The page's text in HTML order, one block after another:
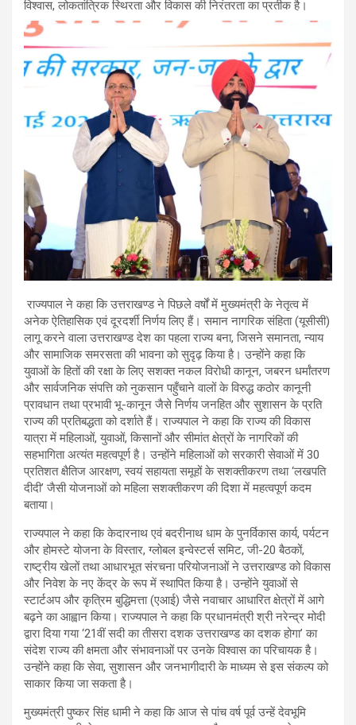
विश्वास, लोकतांत्रिक स्थिरता और विकास की निरंतरता का प्रतीक है।
राज्यपाल ने कहा कि उत्तराखण्ड ने पिछले वर्षों में मुख्यमंत्री के नेतृत्व में
अनेक ऐतिहासिक एवं दूरदर्शी निर्णय लिए हैं। समान नागरिक संहिता (यूसीसी)
लागू करने वाला उत्तराखण्ड देश का पहला राज्य बना, जिसने समानता, न्याय
और सामाजिक समरसता की भावना को सुदृढ़ किया है। उन्होंने कहा कि
युवाओं के हितों की रक्षा के लिए सशक्त नकल विरोधी कानून, जबरन धर्मांतरण
और सार्वजनिक संपत्ति को नुकसान पहुँचाने वालों के विरुद्ध कठोर कानूनी
प्रावधान तथा प्रभावी भू-कानून जैसे निर्णय जनहित और सुशासन के प्रति
राज्य की प्रतिबद्धता को दर्शाते हैं। राज्यपाल ने कहा कि राज्य की विकास
यात्रा में महिलाओं, युवाओं, किसानों और सीमांत क्षेत्रों के नागरिकों की
सहभागिता अत्यंत महत्वपूर्ण है। उन्होंने महिलाओं को सरकारी सेवाओं में 30
प्रतिशत क्षैतिज आरक्षण, स्वयं सहायता समूहों के सशक्तीकरण तथा ‘लखपति
दीदी’ जैसी योजनाओं को महिला सशक्तीकरण की दिशा में महत्वपूर्ण कदम
बताया।
राज्यपाल ने कहा कि केदारनाथ एवं बदरीनाथ धाम के पुनर्विकास कार्य, पर्यटन
और होमस्टे योजना के विस्तार, ग्लोबल इन्वेस्टर्स समिट, जी-20 बैठकों,
राष्ट्रीय खेलों तथा आधारभूत संरचना परियोजनाओं ने उत्तराखण्ड को विकास
और निवेश के नए केंद्र के रूप में स्थापित किया है। उन्होंने युवाओं से
स्टार्टअप और कृत्रिम बुद्धिमत्ता (एआई) जैसे नवाचार आधारित क्षेत्रों में आगे
बढ़ने का आह्वान किया। राज्यपाल ने कहा कि प्रधानमंत्री श्री नरेन्द्र मोदी
द्वारा दिया गया ‘21वीं सदी का तीसरा दशक उत्तराखण्ड का दशक होगा’ का
संदेश राज्य की क्षमता और संभावनाओं पर उनके विश्वास का परिचायक है।
उन्होंने कहा कि सेवा, सुशासन और जनभागीदारी के माध्यम से इस संकल्प को
साकार किया जा सकता है।
मुख्यमंत्री पुष्कर सिंह धामी ने कहा कि आज से पांच वर्ष पूर्व उन्हें देवभूमि